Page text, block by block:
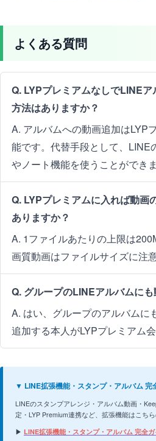
よくある質問
Q. LYPプレミアムなしでLINE
方法はありますか？
A. アルバムへの動画追加はLYP
能です。代替手段として、LINE
やノート機能を使うことができま
Q. LYPプレミアムに入れば動画
ありますか？
A. 1ファイルあたりの上限は
画質動画はファイルサイズに注
Q. グループのLINEアルバムに
A. はい、グループのアルバムに
追加する本人がLYPプレミアム
▼ LINE拡張機能・スタンプ・アルバム 完
LINEのスタンプアレンジ・アルバム動画・
定・LYP Premium連携など、拡張機能はこち
▶ LINE拡張機能・スタンプ・アルバム 完全ガ